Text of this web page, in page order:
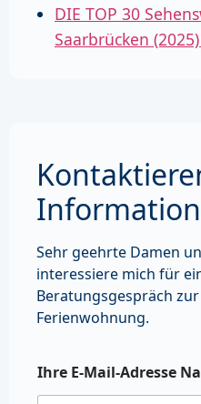
DIE TOP 30
Saarbrücken
Sehr geehrte Damen
interessiere mich für
Beratungsgespräch
Ferienwohnung.
Ihre E-Mail-Adresse